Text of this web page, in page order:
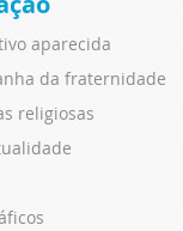
aparecida
da fraternidade
religiosas